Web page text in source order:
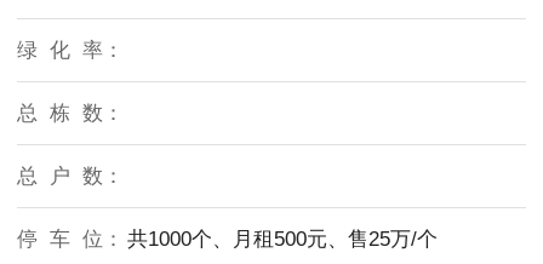
绿 化 率：
总 栋 数：
总 户 数：
停 车 位： 共1000个、月租500元、售25万/个